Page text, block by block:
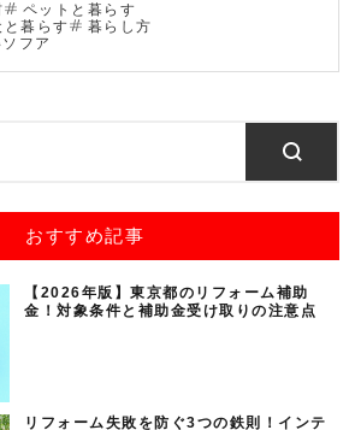
フォー
お問い合わせ
ペットと暮らす
と暮らす
暮らし方
フア
おすすめ記事
【2026年版】東京都のリフォーム補助
金！対象条件と補助金受け取りの注意点
リフォーム失敗を防ぐ3つの鉄則！インテ